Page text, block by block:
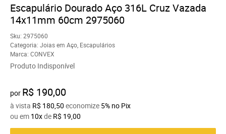
Escapulário Dourado Aço 316L Cruz Vazada
14x11mm 60cm 2975060
Sku: 2975060
Categoria: Joias em Aço Escapulários
Marca: CONVEX
Produto Indisponível
por R$ 190,00
à vista R$ 180,50 economize 5% no Pix
ou em 10xde R$ 19,00